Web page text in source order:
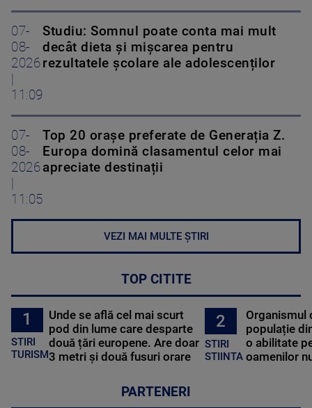
07-
08-
2026
11:09
Studiu: Somnul poate conta mai mult
decât dieta și mișcarea pentru
rezultatele școlare ale adolescenților
07-
08-
2026
11:05
Top 20 orașe preferate de Generația Z.
Europa domină clasamentul celor mai
apreciate destinații
VEZI MAI MULTE ȘTIRI
TOP CITITE
1
STIRI
TURISM
Unde se află cel mai scurt
pod din lume care desparte
două țări europene. Are doar
3 metri și două fusuri orare
2
STIRI
STIINTA
Organismul
populație
o abilitate
oamenilor
PARTENERI